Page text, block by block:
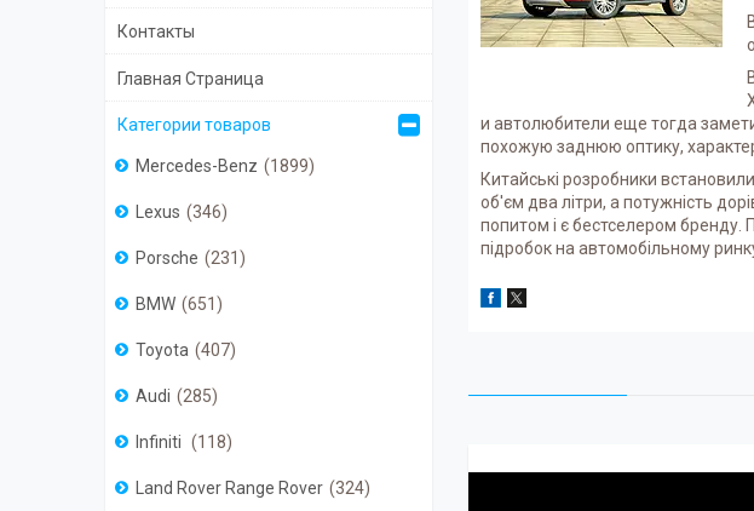
и автолюбители еще тогда
похожую заднюю оптику,
Китайські розробники
об'єм два літри, а потужність
попитом і є бестселером
підробок на автомобільному
Контакты
Главная Страница
Категории товаров
Mercedes-Benz 1899
Lexus 346
Porsche 231
BMW 651
Toyota 407
Audi 285
Infiniti 118
Land Rover Range Rover 324